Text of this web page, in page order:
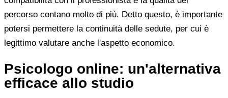
percorso contano molto di più. Detto questo, è importante
potersi permettere la continuità delle sedute, per cui è
legittimo valutare anche l'aspetto economico.
Psicologo online: un'alternativa
efficace allo studio